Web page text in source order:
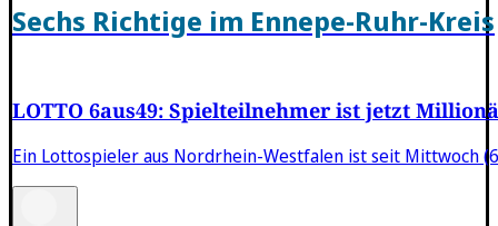
Sechs Richtige im Ennepe-Ruhr-Kreis
LOTTO 6aus49: Spielteilnehmer ist jetzt
Ein Lottospieler aus Nordrhein-Westfalen ist seit Mittwoch